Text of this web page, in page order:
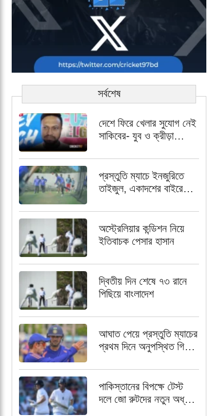
সর্বশেষ
দেশে ফিরে খেলার সুযোগ নেই
সাকিবের- যুব ও ক্রীড়া
প্রস্তুতি ম্যাচে ইনজুরিতে
তাইজুল, একাদশের বাইরে
অস্ট্রেলিয়ার কন্ডিশন নিয়ে
ইতিবাচক পেসার হাসান
দ্বিতীয় দিন শেষে ৭৩ রানে
পিছিয়ে বাংলাদেশ
আঘাত পেয়ে প্রস্তুতি ম্যাচের
প্রথম দিনে অনুপস্থিত গিল,
পাকিস্তানের বিপক্ষে টেস্ট
দলে জো রুটদের নতুন অধ্যায়